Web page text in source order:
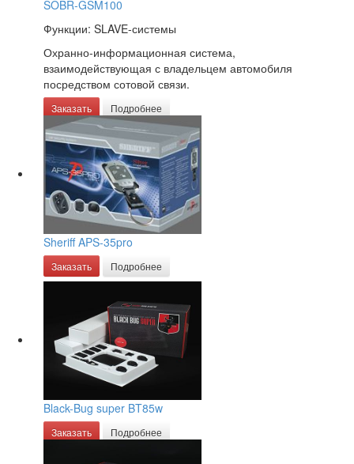
SOBR-GSM100
Функции: SLAVE-системы
Охранно-информационная система,
взаимодействующая с владельцем автомобиля
посредством сотовой связи.
Заказать Подробнее
Sheriff APS-35pro
Заказать Подробнее
Black-Bug super BT85w
Заказать Подробнее